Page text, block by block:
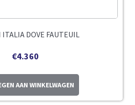
DOVE FAUTEUIL
€4.360
AAN WINKELWAGEN